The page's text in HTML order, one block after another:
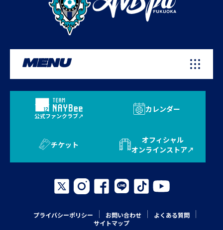
MENU
公式ファンクラブ
カレンダー
チケット
オフィシャル
オンラインストア
プライバシーポリシー お問い合わせ
よくある質問
サイトマップ